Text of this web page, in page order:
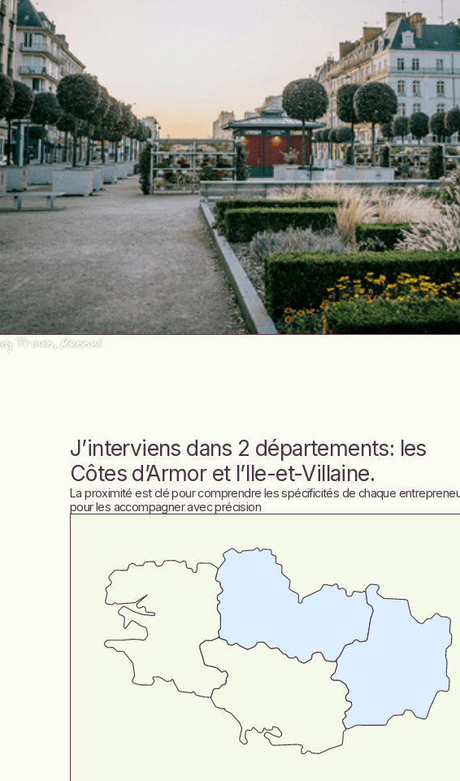
Trouin, Rennes
J’interviens dans 2 départements: les
Côtes d’Armor et l’Ile-et-Villaine.
La proximité est clé pour comprendre les spécificités de chaque
pour les accompagner avec précision